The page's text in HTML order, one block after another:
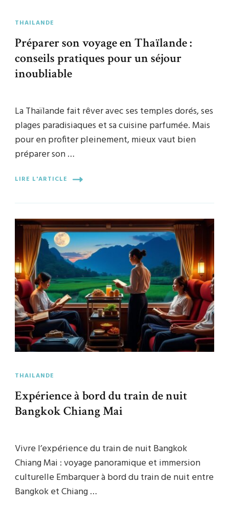
THAILANDE
Préparer son voyage en Thaïlande :
conseils pratiques pour un séjour
inoubliable
La Thaïlande fait rêver avec ses temples dorés, ses
plages paradisiaques et sa cuisine parfumée. Mais
pour en profiter pleinement, mieux vaut bien
préparer son …
LIRE L'ARTICLE
THAILANDE
Expérience à bord du train de nuit
Bangkok Chiang Mai
Vivre l’expérience du train de nuit Bangkok
Chiang Mai : voyage panoramique et immersion
culturelle Embarquer à bord du train de nuit entre
Bangkok et Chiang …